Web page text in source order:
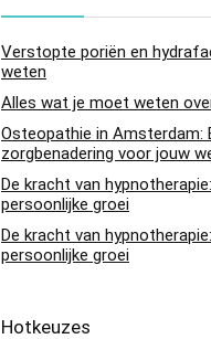
Verstopte poriën en
weten
Alles wat je moet weten
Osteopathie in Amsterdam:
zorgbenadering voor jouw
De kracht van
persoonlijke groei
De kracht van
persoonlijke groei
Hotkeuzes